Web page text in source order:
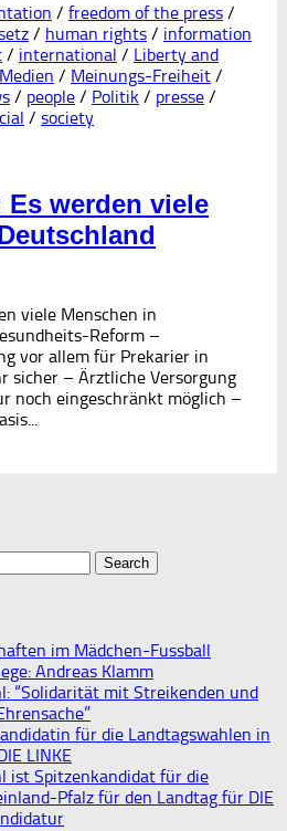
/ freedom of the press /
/ human rights / information
/ international / Liberty and
Medien / Meinungs-Freiheit /
/ people / Politik / presse /
/ society
Es werden viele
viele Menschen in
Reform –
vor allem für Prekarier in
sicher – Ärztliche Versorgung
noch eingeschränkt möglich –
im Mädchen-Fussball
Andreas Klamm
“Solidarität mit Streikenden und
für die Landtagswahlen in
LINKE
ist Spitzenkandidat für die
Pfalz für den Landtag für DIE